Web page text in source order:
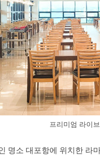
프리미엄 라이
명소 대포항에 위치한 라